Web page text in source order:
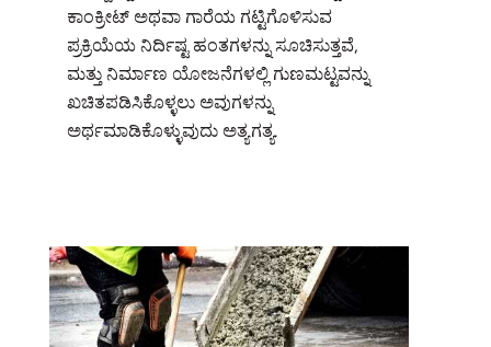
ಕಾಂಕ್ರೀಟ್ ಅಥವಾ ಗಾರೆಯ ಗಟ್ಟಿಗೊಳಿಸುವ
ಪ್ರಕ್ರಿಯೆಯ ನಿರ್ದಿಷ್ಟ ಹಂತಗಳನ್ನು ಸೂಚಿಸುತ್ತವೆ,
ಮತ್ತು ನಿರ್ಮಾಣ ಯೋಜನೆಗಳಲ್ಲಿ ಗುಣಮಟ್ಟವನ್ನು
ಖಚಿತಪಡಿಸಿಕೊಳ್ಳಲು ಅವುಗಳನ್ನು
ಅರ್ಥಮಾಡಿಕೊಳ್ಳುವುದು ಅತ್ಯಗತ್ಯ.